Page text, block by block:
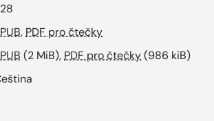
, PDF pro čtečky
(2 MiB), PDF pro čtečky(986 kiB)